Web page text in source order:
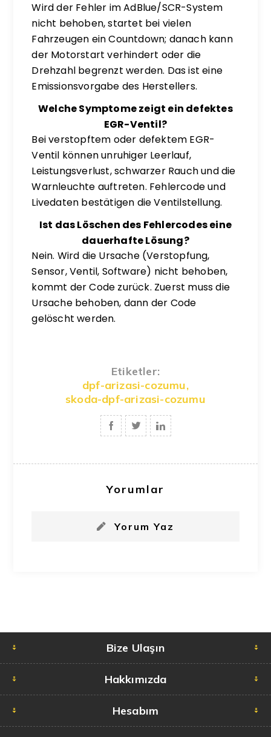
Wird der Fehler im AdBlue/SCR-System
nicht behoben, startet bei vielen
Fahrzeugen ein Countdown; danach kann
der Motorstart verhindert oder die
Drehzahl begrenzt werden. Das ist eine
Emissionsvorgabe des Herstellers.
Welche Symptome zeigt ein defektes
EGR-Ventil?
Bei verstopftem oder defektem EGR-
Ventil können unruhiger Leerlauf,
Leistungsverlust, schwarzer Rauch und die
Warnleuchte auftreten. Fehlercode und
Livedaten bestätigen die Ventilstellung.
Ist das Löschen des Fehlercodes eine
dauerhafte Lösung?
Nein. Wird die Ursache (Verstopfung,
Sensor, Ventil, Software) nicht behoben,
kommt der Code zurück. Zuerst muss die
Ursache behoben, dann der Code
gelöscht werden.
Etiketler:
dpf-arizasi-cozumu,
skoda-dpf-arizasi-cozumu
Yorumlar
Yorum Yaz
Bize Ulaşın
Hakkımızda
Hesabım